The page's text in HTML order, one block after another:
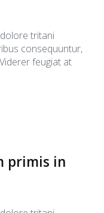
tritani
consequuntur,
feugiat at
primis in